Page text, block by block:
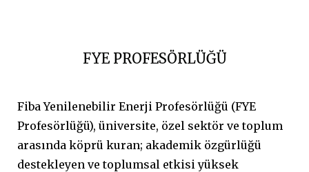
FYE PROFESÖRLÜĞÜ
Fiba Yenilenebilir Enerji Profesörlüğü (FYE
Profesörlüğü), üniversite, özel sektör ve toplum
arasında köprü kuran; akademik özgürlüğü
destekleyen ve toplumsal etkisi yüksek